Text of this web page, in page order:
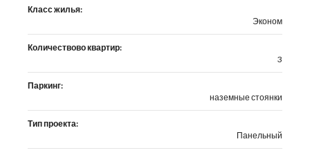
Класс жилья:
Эконом
Количествово квартир:
3
Паркинг:
наземные стоянки
Тип проекта:
Панельный